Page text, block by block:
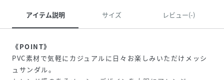
アイテム説明 サイズ レビュー(-)
《POINT》
PVC素材で気軽にカジュアルに日々お楽しみいただけメッシ
ュサンダル。